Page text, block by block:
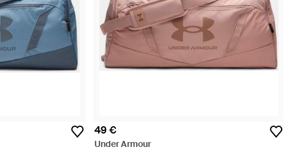
49 €
Under Armour